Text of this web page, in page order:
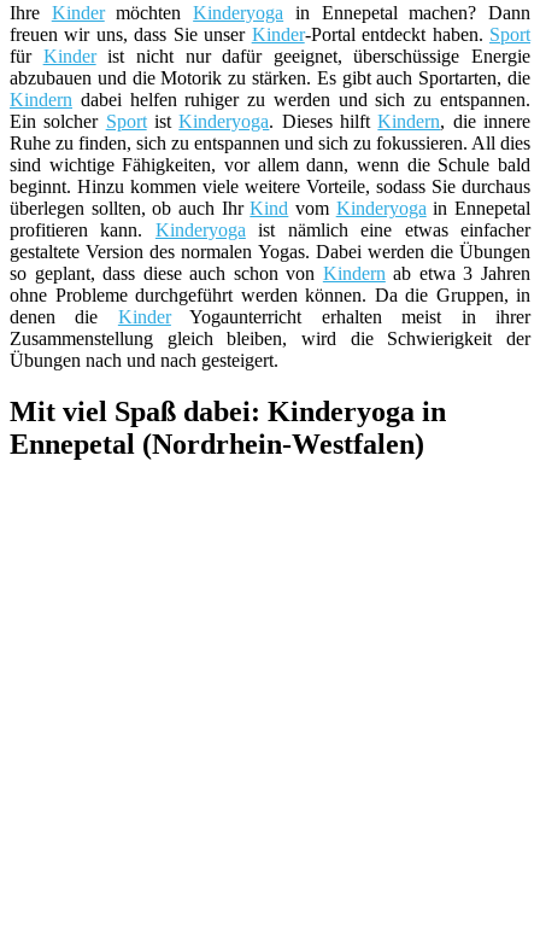
Ihre KindermöchtenKinderyoga in Ennepetal machen? Dann
freuen wir uns, dass Sie unser Kinder-Portal entdeckt haben. Sport
für Kinderist nicht nur dafür geeignet, überschüssige Energie
abzubauen und die Motorik zu stärken. Es gibt auch Sportarten, die
Kindern dabei helfen ruhiger zu werden und sich zu entspannen.
Ein solcher SportistKinderyoga. Dieses hilftKindern, die innere
Ruhe zu finden, sich zu entspannen und sich zu fokussieren. All dies
sind wichtige Fähigkeiten, vor allem dann, wenn die Schule bald
beginnt. Hinzu kommen viele weitere Vorteile, sodass Sie durchaus
überlegen sollten, ob auch IhrKind vom Kinderyoga in Ennepetal
profitieren kann. Kinderyoga ist nämlich eine etwas einfacher
gestaltete Version des normalen Yogas. Dabei werden die Übungen
so geplant, dass diese auch schon von Kindern ab etwa 3 Jahren
ohne Probleme durchgeführt werden können. Da die Gruppen, in
denen die KinderYogaunterricht erhalten meist in ihrer
Zusammenstellung gleich bleiben, wird die Schwierigkeit der
Übungen nach und nach gesteigert.
Mit viel Spaß dabei: Kinderyoga in
Ennepetal (Nordrhein-Westfalen)